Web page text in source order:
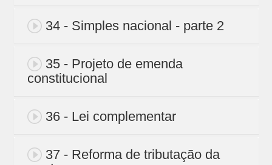
34 - Simples nacional - parte 2
35 - Projeto de emenda
constitucional
36 - Lei complementar
37 - Reforma de tributação da